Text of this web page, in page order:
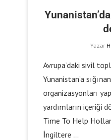
Yazar
Avrupa’daki sivil
Yunanistan’a
organizasyonları
yardımların içeriği
Time To Help
İngiltere …